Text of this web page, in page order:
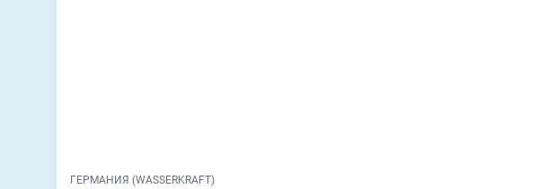
ГЕРМАНИЯ (WASSERKRAFT)